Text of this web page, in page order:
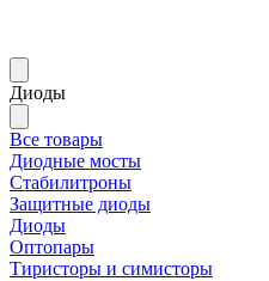
Диоды
Все товары
Диодные мосты
Стабилитроны
Защитные диоды
Диоды
Оптопары
Тиристоры и симисторы